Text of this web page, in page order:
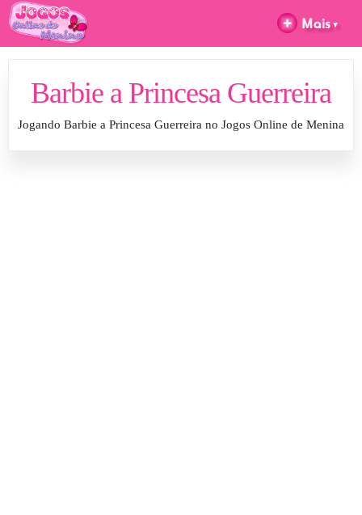
Barbie a Princesa Guerreira
Jogando Barbie a Princesa Guerreira no Jogos Online de Menina